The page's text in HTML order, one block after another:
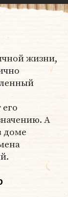
жизни,
А
доме